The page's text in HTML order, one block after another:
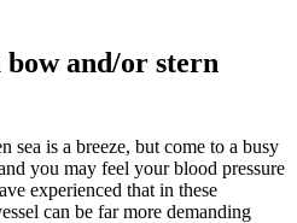
bow and/or stern
sea is a breeze, but come to a busy
you may feel your blood pressure
experienced that in these
can be far more demanding